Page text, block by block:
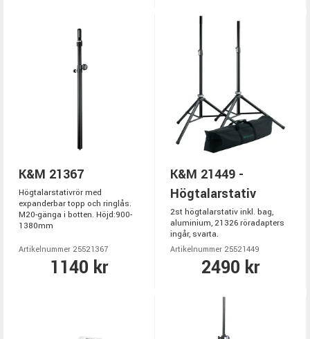
K&M 21367
Högtalarstativrör med
expanderbar topp och ringlås.
M20-gänga i botten. Höjd:900-
1380mm
Artikelnummer 25521367
1140 kr
K&M 21449 -
Högtalarstativ
2st högtalarstativ inkl. bag,
aluminium, 21326 röradapters
ingår, svarta.
Artikelnummer 25521449
2490 kr